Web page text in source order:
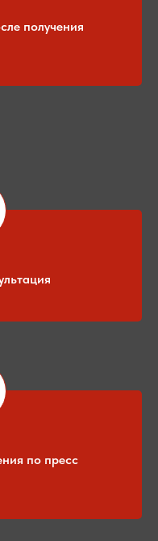
получения
по пресс